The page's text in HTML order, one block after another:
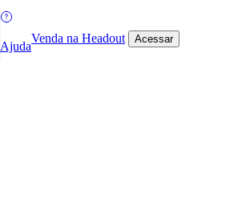
Ajuda
Venda na Headout Acessar